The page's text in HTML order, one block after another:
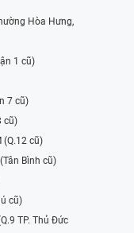
Hòa Hưng,
1 cũ)
7 cũ)
cũ)
(Q.12 cũ)
Bình cũ)
cũ)
TP. Thủ Đức